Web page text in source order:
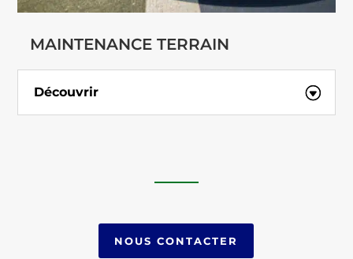
MAINTENANCE TERRAIN
Découvrir
NOUS CONTACTER